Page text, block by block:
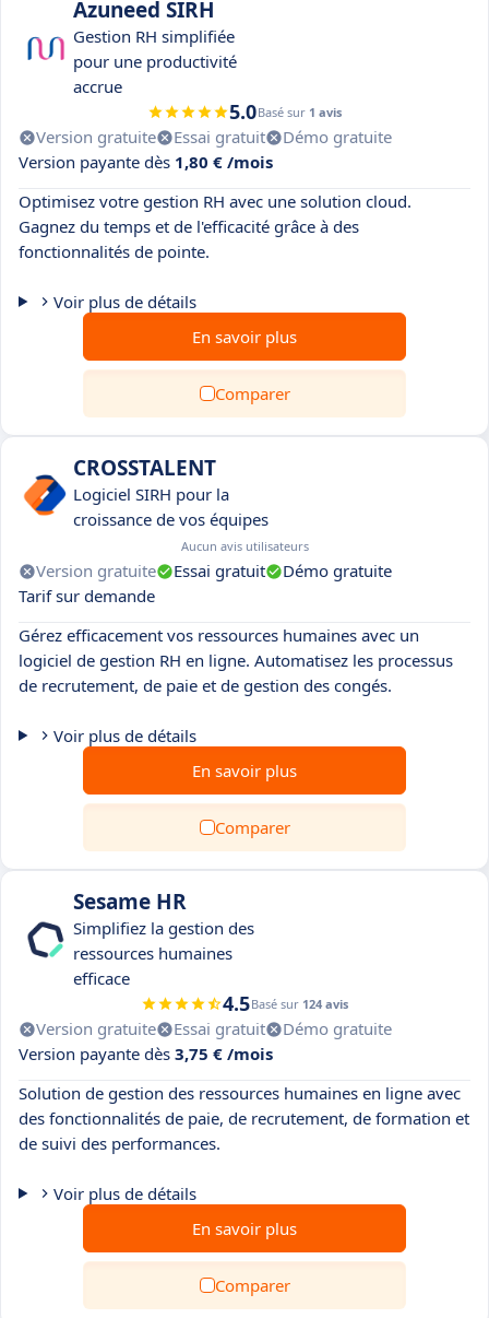
Azuneed SIRH
Gestion RH simplifiée
pour une productivité
accrue
5.0Basé sur 1 avis
Version gratuite Essai gratuit
Démo gratuite
Version payante dès 1,80 € /mois
Optimisez votre gestion RH avec une solution cloud.
Gagnez du temps et de l'efficacité grâce à des
fonctionnalités de pointe.
Voir plus de détails
En savoir plus
Comparer
CROSSTALENT
Logiciel SIRH pour la
croissance de vos équipes
Aucun avis utilisateurs
Version gratuite Essai gratuit
Démo gratuite
Tarif sur demande
Gérez efficacement vos ressources humaines avec un
logiciel de gestion RH en ligne. Automatisez les processus
de recrutement, de paie et de gestion des congés.
Voir plus de détails
En savoir plus
Comparer
Sesame HR
Simplifiez la gestion des
ressources humaines
efficace
4.5Basé sur 124 avis
Version gratuite Essai gratuit
Démo gratuite
Version payante dès 3,75 € /mois
Solution de gestion des ressources humaines en ligne avec
des fonctionnalités de paie, de recrutement, de formation et
de suivi des performances.
Voir plus de détails
En savoir plus
Comparer